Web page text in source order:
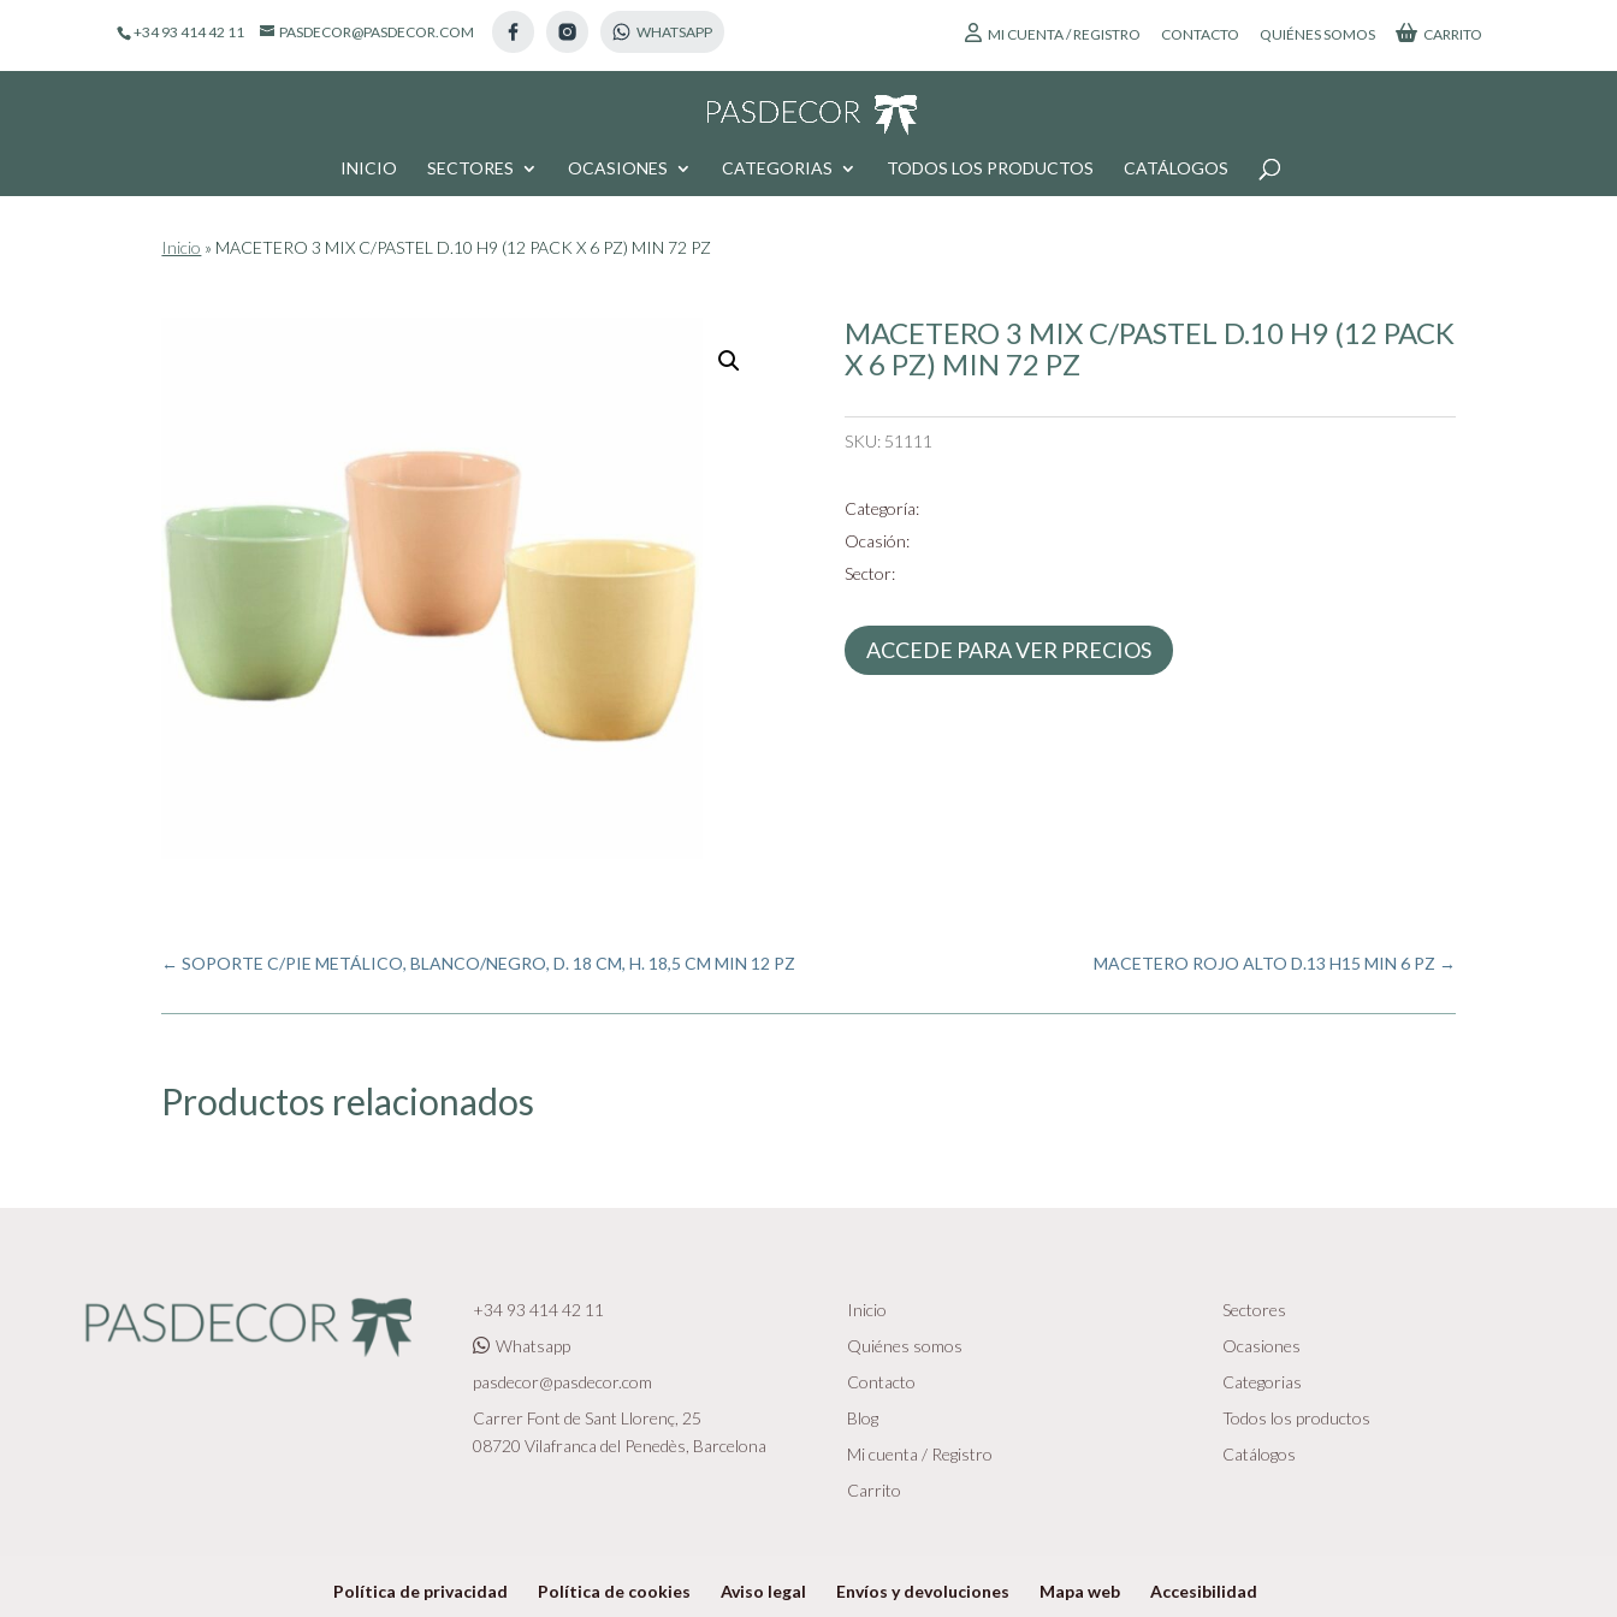
+34 93 414 42 11 PASDECOR@PASDECOR.COM MI CUENTA / REGISTRO CONTACTO QUIÉNES SOMOS CARRITO
INICIO SECTORES OCASIONES CATEGORIAS TODOS LOS PRODUCTOS CATÁLOGOS
productos
Inicio » MACETERO 3 MIX C/PASTEL D.10 H9 (12 PACK X 6 PZ) MIN 72 PZ
MACETERO 3 MIX C/PASTEL D.10 H9 (12 PACK
X 6 PZ) MIN 72 PZ
SKU: 51111
Categoría:
Ocasión:
Sector:
ACCEDE PARA VER PRECIOS
←SOPORTE C/PIE METÁLICO, BLANCO/NEGRO, D. 18 CM, H. 18,5 CM MIN 12 PZ MACETERO ROJO ALTO D.13 H15 MIN 6 PZ →
Productos relacionados
+34 93 414 42 11
Whatsapp
pasdecor@pasdecor.com
Carrer Font de Sant Llorenç, 25
08720 Vilafranca del Penedès, Barcelona
Inicio
Quiénes somos
Contacto
Blog
Mi cuenta / Registro
Carrito
Sectores
Ocasiones
Categorias
Todos los productos
Catálogos
Política de privacidad Política de cookies Aviso legal Envíos y devoluciones Mapa web Accesibilidad